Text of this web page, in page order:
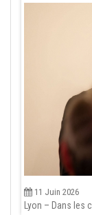
11 Juin 2026
Lyon – Dans